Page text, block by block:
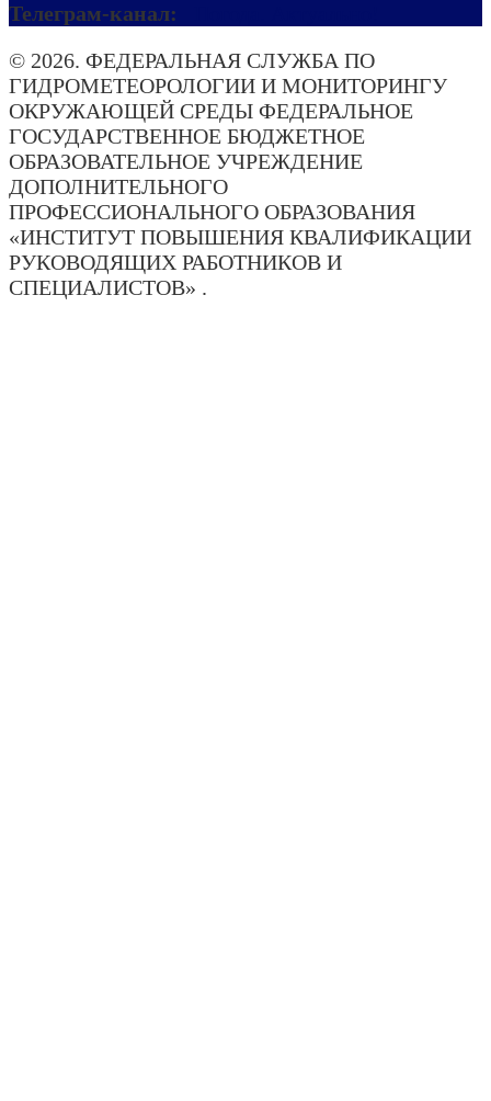
Телеграм-канал:
© 2026. ФЕДЕРАЛЬНАЯ СЛУЖБА ПО
ГИДРОМЕТЕОРОЛОГИИ И МОНИТОРИНГУ
ОКРУЖАЮЩЕЙ СРЕДЫ ФЕДЕРАЛЬНОЕ
ГОСУДАРСТВЕННОЕ БЮДЖЕТНОЕ
ОБРАЗОВАТЕЛЬНОЕ УЧРЕЖДЕНИЕ
ДОПОЛНИТЕЛЬНОГО
ПРОФЕССИОНАЛЬНОГО ОБРАЗОВАНИЯ
«ИНСТИТУТ ПОВЫШЕНИЯ КВАЛИФИКАЦИИ
РУКОВОДЯЩИХ РАБОТНИКОВ И
СПЕЦИАЛИСТОВ» .